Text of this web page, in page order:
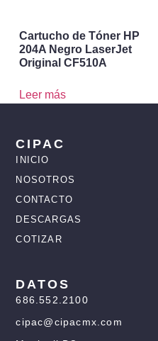
Cartucho de Tóner HP
204A Negro LaserJet
Original CF510A
Leer más
CIPAC
INICIO
NOSOTROS
CONTACTO
DESCARGAS
COTIZAR
DATOS
686.552.2100
cipac@cipacmx.com